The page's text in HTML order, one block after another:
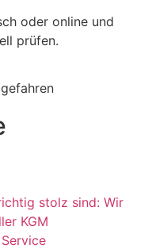
oder online und
prüfen.
stolz sind: Wir
KGM